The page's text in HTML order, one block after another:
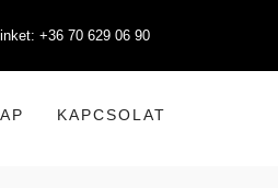
+36 70 629 06 90
KAPCSOLAT